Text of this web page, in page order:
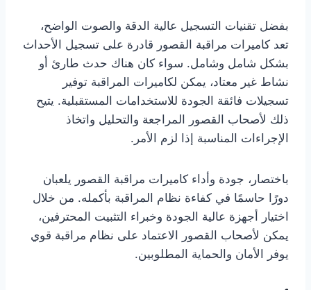
بفضل تقنيات التسجيل عالية الدقة والصوت الواضح،
تعد كاميرات مراقبة القصور قادرة على تسجيل الأحداث
بشكل شامل وشامل. سواء كان هناك حدث طارئ أو
نشاط غير معتاد، يمكن لكاميرات المراقبة توفير
تسجيلات فائقة الجودة للاستخدامات المستقبلية. يتيح
ذلك لأصحاب القصور المراجعة والتحليل واتخاذ
الإجراءات المناسبة إذا لزم الأمر.
باختصار، جودة وأداء كاميرات مراقبة القصور يلعبان
دورًا حاسمًا في كفاءة نظام المراقبة بأكمله. من خلال
اختيار أجهزة عالية الجودة وخبراء التثبيت المحترفين،
يمكن لأصحاب القصور الاعتماد على نظام مراقبة قوي
يوفر الأمان والحماية المطلوبين.